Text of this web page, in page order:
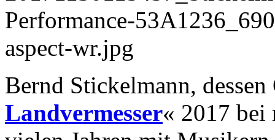
Bernd Stickelmann,
Landvermesser« 2017 bei